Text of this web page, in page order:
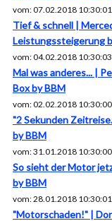
vom: 07.02.2018
Tief & schnell |
Leistungssteigerung
vom: 04.02.2018
Mal was anderes... |
Box by BBM
vom: 02.02.2018
"2 Sekunden
by BBM
vom: 31.01.2018
So sieht der Motor
by BBM
vom: 28.01.2018
"Motorschaden!" |